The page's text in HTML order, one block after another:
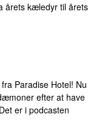
årets kæledyr til årets
fra Paradise Hotel! Nu
efter at have
er i podcasten